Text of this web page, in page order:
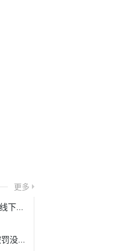
更多
校内外打配合 “双减”亮出成绩单 线上线下机构压减超八成
年内支付行业收53张支付罚单 总计被罚没1.79亿元